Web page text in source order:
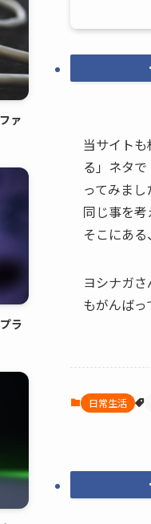
当サイトも
る」ネタ
ってみまし
同じ事を
そこにあ
ヨシナガ
もがんばっ
日常生活
ァ
ラ